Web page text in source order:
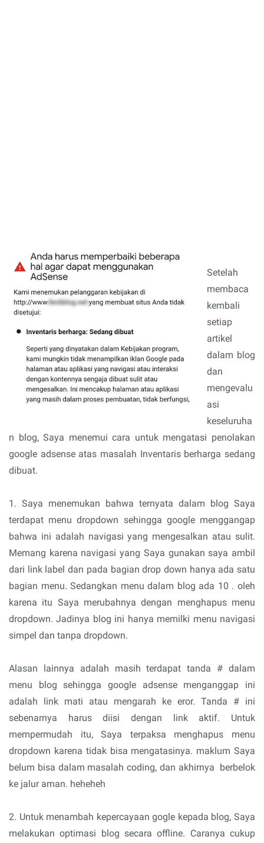
Setelah
membaca
kembali
setiap
artikel
dalam blog
dan
mengevalu
asi
keseluruha
n blog, Saya menemui cara untuk mengatasi penolakan
google adsense atas masalah Inventaris berharga sedang
dibuat.
1. Saya menemukan bahwa ternyata dalam blog Saya
terdapat menu dropdown sehingga google menggangap
bahwa ini adalah navigasi yang mengesalkan atau sulit.
Memang karena navigasi yang Saya gunakan saya ambil
dari link label dan pada bagian drop down hanya ada satu
bagian menu. Sedangkan menu dalam blog ada 10 . oleh
karena itu Saya merubahnya dengan menghapus menu
dropdown. Jadinya blog ini hanya memilki menu navigasi
simpel dan tanpa dropdown.
Alasan lainnya adalah masih terdapat tanda # dalam
menu blog sehingga google adsense menganggap ini
adalah link mati atau mengarah ke eror. Tanda # ini
sebenarnya harus diisi dengan link aktif. Untuk
mempermudah itu, Saya terpaksa menghapus menu
dropdown karena tidak bisa mengatasinya. maklum Saya
belum bisa dalam masalah coding, dan akhirnya berbelok
ke jalur aman. heheheh
2. Untuk menambah kepercayaan gogle kepada blog, Saya
melakukan optimasi blog secara offline. Caranya cukup